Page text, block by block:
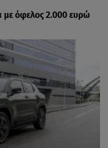
όφελος 2.000 ευρώ